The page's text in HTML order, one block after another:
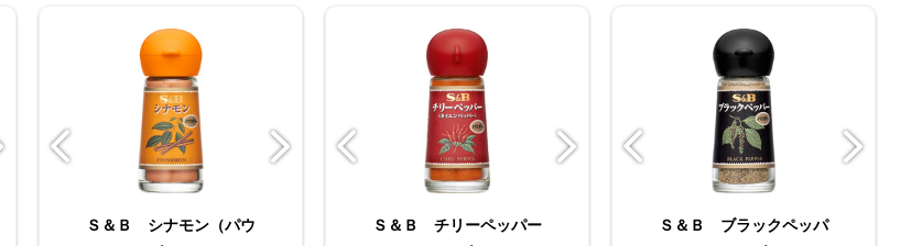
Ｓ＆Ｂ 袋入りターメリ
スマートスパイス ター
スティックスパイス タ
Ｓ＆Ｂ 袋入り ガラム
スマートスパイス ガラ
スティックスパイス ガ
Ｓ＆Ｂ シナモン（パウ
Ｓ＆Ｂ 袋入り シナモ
ＳＰＩＣＥ＆ＨＥＲＢ
菜館 赤唐辛子（パウダ
Ｓ＆Ｂ チリーペッパー
Ｓ＆Ｂ 袋入り チリー
バリュースパイスブラッ
Ｓ＆Ｂ ブラックペッパ